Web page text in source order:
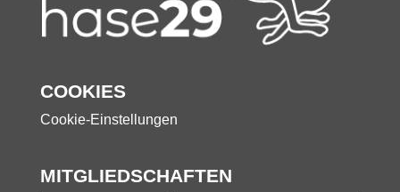
COOKIES
Cookie-Einstellungen
MITGLIEDSCHAFTEN